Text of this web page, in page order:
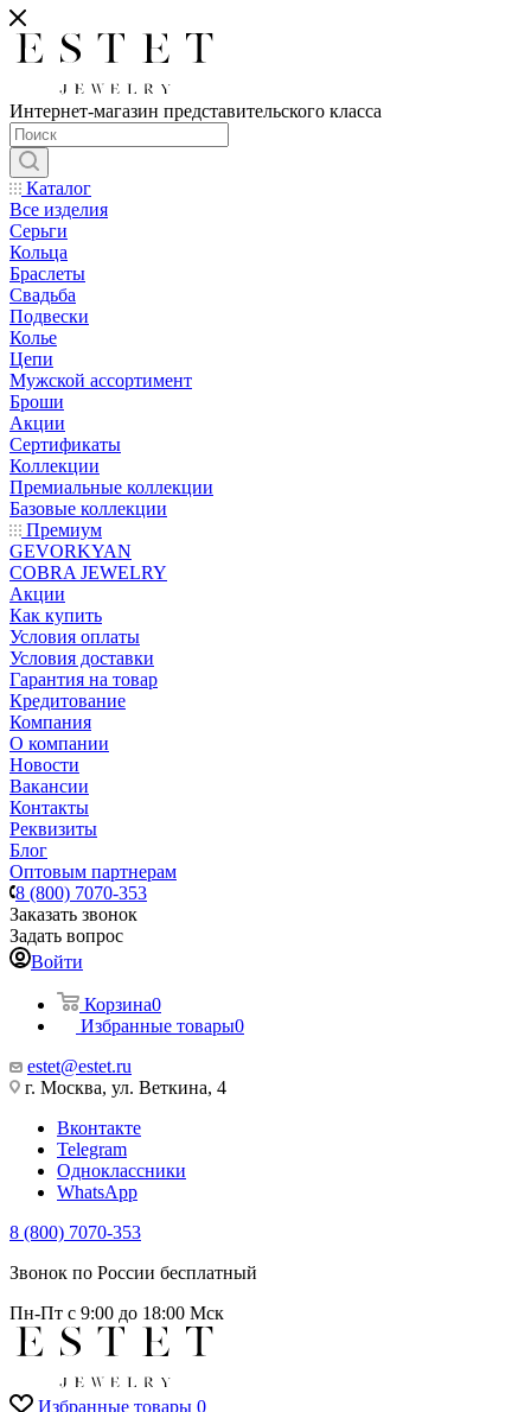
Интернет-магазин представительского класса
Каталог
Все изделия
Серьги
Кольца
Браслеты
Свадьба
Подвески
Колье
Цепи
Мужской ассортимент
Броши
Акции
Сертификаты
Коллекции
Премиальные коллекции
Базовые коллекции
Премиум
GEVORKYAN
COBRA JEWELRY
Акции
Как купить
Условия оплаты
Условия доставки
Гарантия на товар
Кредитование
Компания
О компании
Новости
Вакансии
Контакты
Реквизиты
Блог
Оптовым партнерам
8 (800) 7070-353
Заказать звонок
Задать вопрос
Войти
Корзина0
Избранные товары0
estet@estet.ru
г. Москва, ул. Веткина, 4
Вконтакте
Telegram
Одноклассники
WhatsApp
8 (800) 7070-353
Звонок по России бесплатный
Пн-Пт с 9:00 до 18:00 Мск
Избранные товары 0